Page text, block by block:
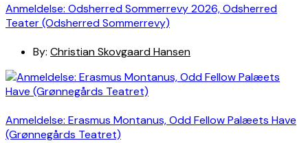
Anmeldelse: Odsherred Sommerrevy 2026, Odsherred
Teater (Odsherred Sommerrevy)
By: Christian Skovgaard Hansen
Anmeldelse: Erasmus Montanus, Odd Fellow Palæets Have
(Grønnegårds Teatret)